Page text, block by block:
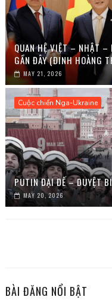
QUAN HỆ VIỆT – NHẬT –
GẦN ĐÂY (ĐINH HOÀNG
MAY 21, 2026
Cuộc chiến Nga-Ukraine
PUTIN ĐẠI ĐẾ – DUYỆT
MAY 20, 2026
BÀI ĐĂNG NỔI BẬT